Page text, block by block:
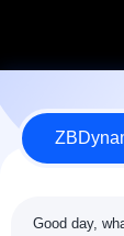
Ontwerper en
Good day,